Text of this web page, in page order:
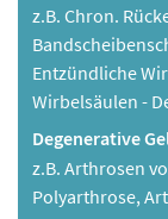
z.B. Chron.
Entzündliche
Wirbelsäulen -
Degenerative
z.B. Arthrosen
Polyarthrose,